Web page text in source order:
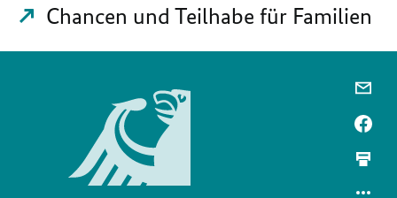
Chancen und Teilhabe für Familien